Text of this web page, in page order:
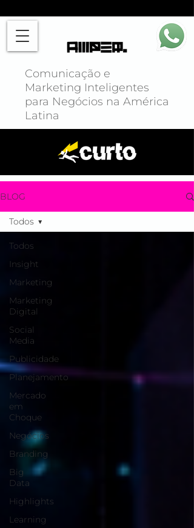
Comunicação e
Marketing Inteligentes
para Negócios na América
Latina
BLOG
Todos
Insight
Marketing
Marketing
Digital
Social
Media
Publicidade
Planejamento
Mercado
em
Choque
Negócios
Branding
Big
Data
Highlights
Learning
Todos